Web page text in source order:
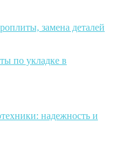
замена деталей
по укладке в
надежность и